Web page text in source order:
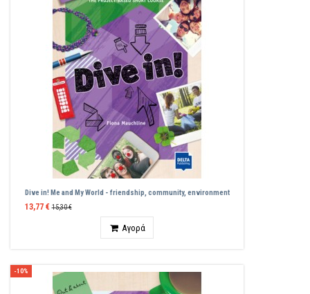
Dive in! Me and My World - friendship, community, environment
13,77 € 15,30 €
Αγορά
-10%